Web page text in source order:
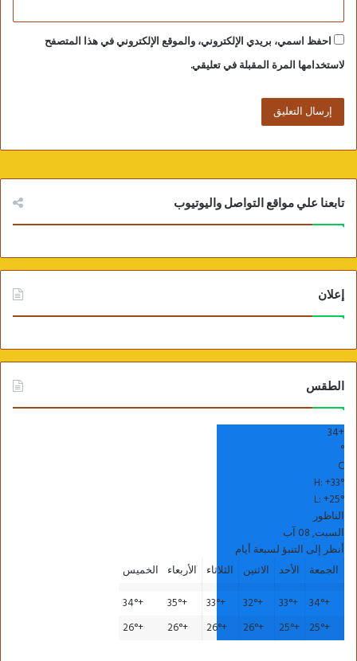
الإنسان والحريات الأساسية.
احفظ اسمي، بريدي الإلكتروني، والموقع الإلكتروني في هذا المتصفح
لاستخدامها المرة المقبلة في تعليقي.
تابعنا علي مواقع التواصل واليوتيوب
إعلان
الطقس
+
34
°
C
H:+33°
L:+25°
الناظور
السبت, 08 آب
أنظر إلى التنبؤ لسبعة أيام
الجمعة
الأحد الاثنين الثلاثاء الأربعاء
الخميس
+
34°
+
33°
+
32°
+
33°
+
35°
+
34°
+
25°
+
25°
+
26°
+
26°
+
26°
+
26°